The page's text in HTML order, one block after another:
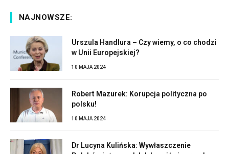
NAJNOWSZE:
Urszula Handlura – Czy wiemy, o co chodzi
w Unii Europejskiej?
10 MAJA 2024
Robert Mazurek: Korupcja polityczna po
polsku!
10 MAJA 2024
Dr Lucyna Kulińska: Wywłaszczenie